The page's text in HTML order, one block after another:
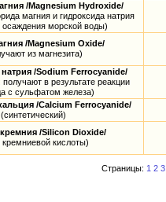
/Magnesium Hydroxide/
магния и гидроксида натрия
осаждения морской воды)
/Magnesium Oxide/
из магнезита)
/Sodium Ferrocyanide/
получают в результате реакции
с сульфатом железа)
/Calcium Ferrocyanide/
(синтетический)
/Silicon Dioxide/
кремниевой кислоты)
Страницы: 1 2 3